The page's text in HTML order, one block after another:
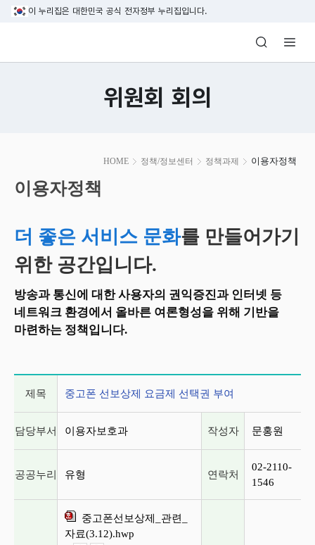
본문 바로가기
이 누리집은 대한민국 공식 전자정부 누리집입니다.
방송미디어통신위원회 Korea Media
위원회 회의
HOME 정책/정보센터 정책과제 이용자정책
시
이용자정책
더 좋은 서비스 문화를 만들어가기
위한 공간입니다.
방송과 통신에 대한 사용자의 권익증진과 인터넷 등
네트워크 환경에서 올바른 여론형성을 위해 기반을
마련하는 정책입니다.
제목 중고폰 선보상제 요금제 선택권 부여
담당부서 이용자보호과 작성자 문홍원
공공누리 유형 연락처
02-2110-
1546
중고폰선보상제_관련_
자료(3.12).hwp